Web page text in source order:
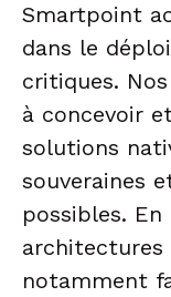
Smartpoint
dans le
critiques.
à concevoir
solutions
souveraines
possibles.
architectures
notamment